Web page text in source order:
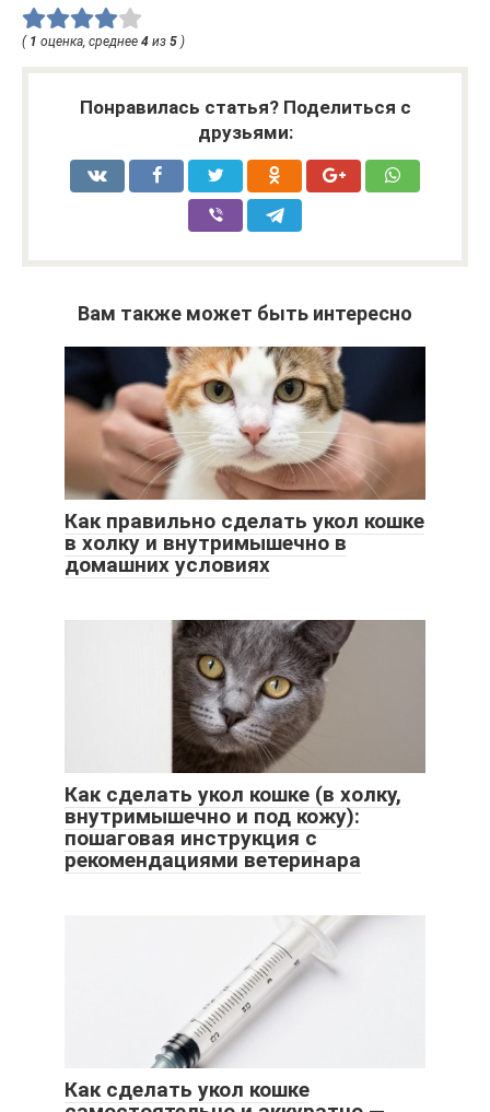
( 1 оценка, среднее 4 из 5 )
Понравилась статья? Поделиться с
друзьями:
Вам также может быть интересно
Как правильно сделать укол кошке
в холку и внутримышечно в
домашних условиях
Как сделать укол кошке (в холку,
внутримышечно и под кожу):
пошаговая инструкция с
рекомендациями ветеринара
Как сделать укол кошке